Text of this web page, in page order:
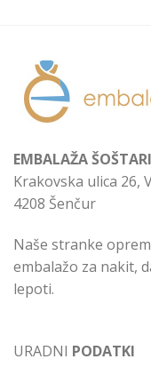
EMBALAŽA
Krakovska ulica 26,
4208 Šenčur
Naše stranke
embalažo za nakit,
lepoti.
URADNI PODATKI